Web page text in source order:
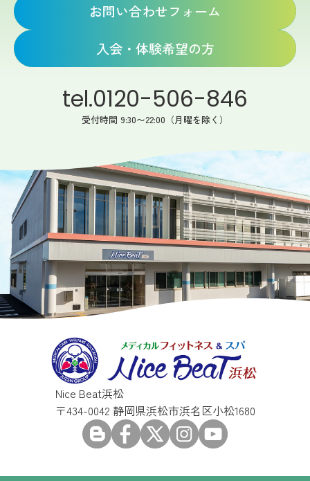
お問い合わせフォーム
入会・体験希望の方
tel.0120-506-846
受付時間 9:30〜22:00（月曜を除く）
Nice Beat浜松
〒434-0042 静岡県浜松市浜名区小松1680